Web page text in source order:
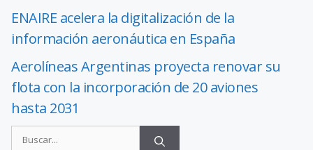
ENAIRE acelera la digitalización de la
información aeronáutica en España
Aerolíneas Argentinas proyecta renovar su
flota con la incorporación de 20 aviones
hasta 2031